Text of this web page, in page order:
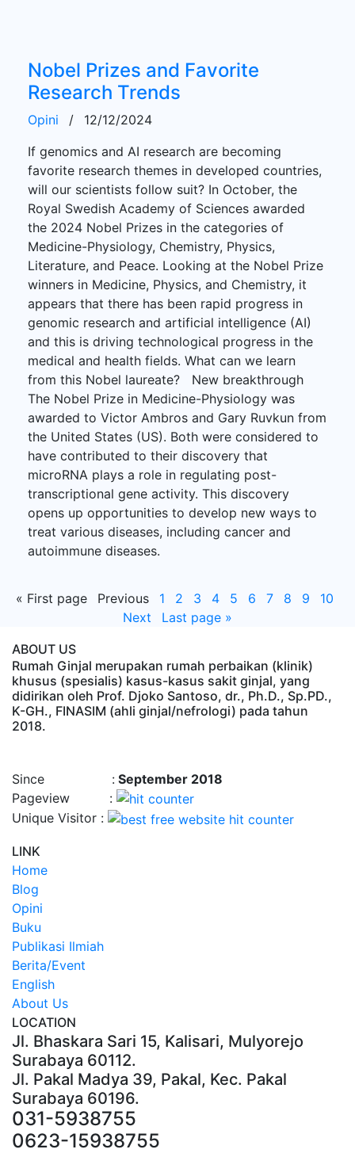
Nobel Prizes and Favorite
Research Trends
Opini /
12/12/2024
If genomics and AI research are becoming
favorite research themes in developed countries,
will our scientists follow suit? In October, the
Royal Swedish Academy of Sciences awarded
the 2024 Nobel Prizes in the categories of
Medicine-Physiology, Chemistry, Physics,
Literature, and Peace. Looking at the Nobel Prize
winners in Medicine, Physics, and Chemistry, it
appears that there has been rapid progress in
genomic research and artificial intelligence (AI)
and this is driving technological progress in the
medical and health fields. What can we learn
from this Nobel laureate? New breakthrough
The Nobel Prize in Medicine-Physiology was
awarded to Victor Ambros and Gary Ruvkun from
the United States (US). Both were considered to
have contributed to their discovery that
microRNA plays a role in regulating post-
transcriptional gene activity. This discovery
opens up opportunities to develop new ways to
treat various diseases, including cancer and
autoimmune diseases.
« First page Previous 1 2 3 4 5 6 7 8 9
10
Next
Last page »
ABOUT US
Rumah Ginjal merupakan rumah perbaikan (klinik)
khusus (spesialis) kasus-kasus sakit ginjal, yang
didirikan oleh Prof. Djoko Santoso, dr., Ph.D., Sp.PD.,
K-GH., FINASIM (ahli ginjal/nefrologi) pada tahun
2018.
Since : September 2018
Pageview :
Unique Visitor :
LINK
Home
Blog
Opini
Buku
Publikasi Ilmiah
Berita/Event
English
About Us
LOCATION
Jl. Bhaskara Sari 15, Kalisari, Mulyorejo
Surabaya 60112.
Jl. Pakal Madya 39, Pakal, Kec. Pakal
Surabaya 60196.
031-5938755
0623-15938755